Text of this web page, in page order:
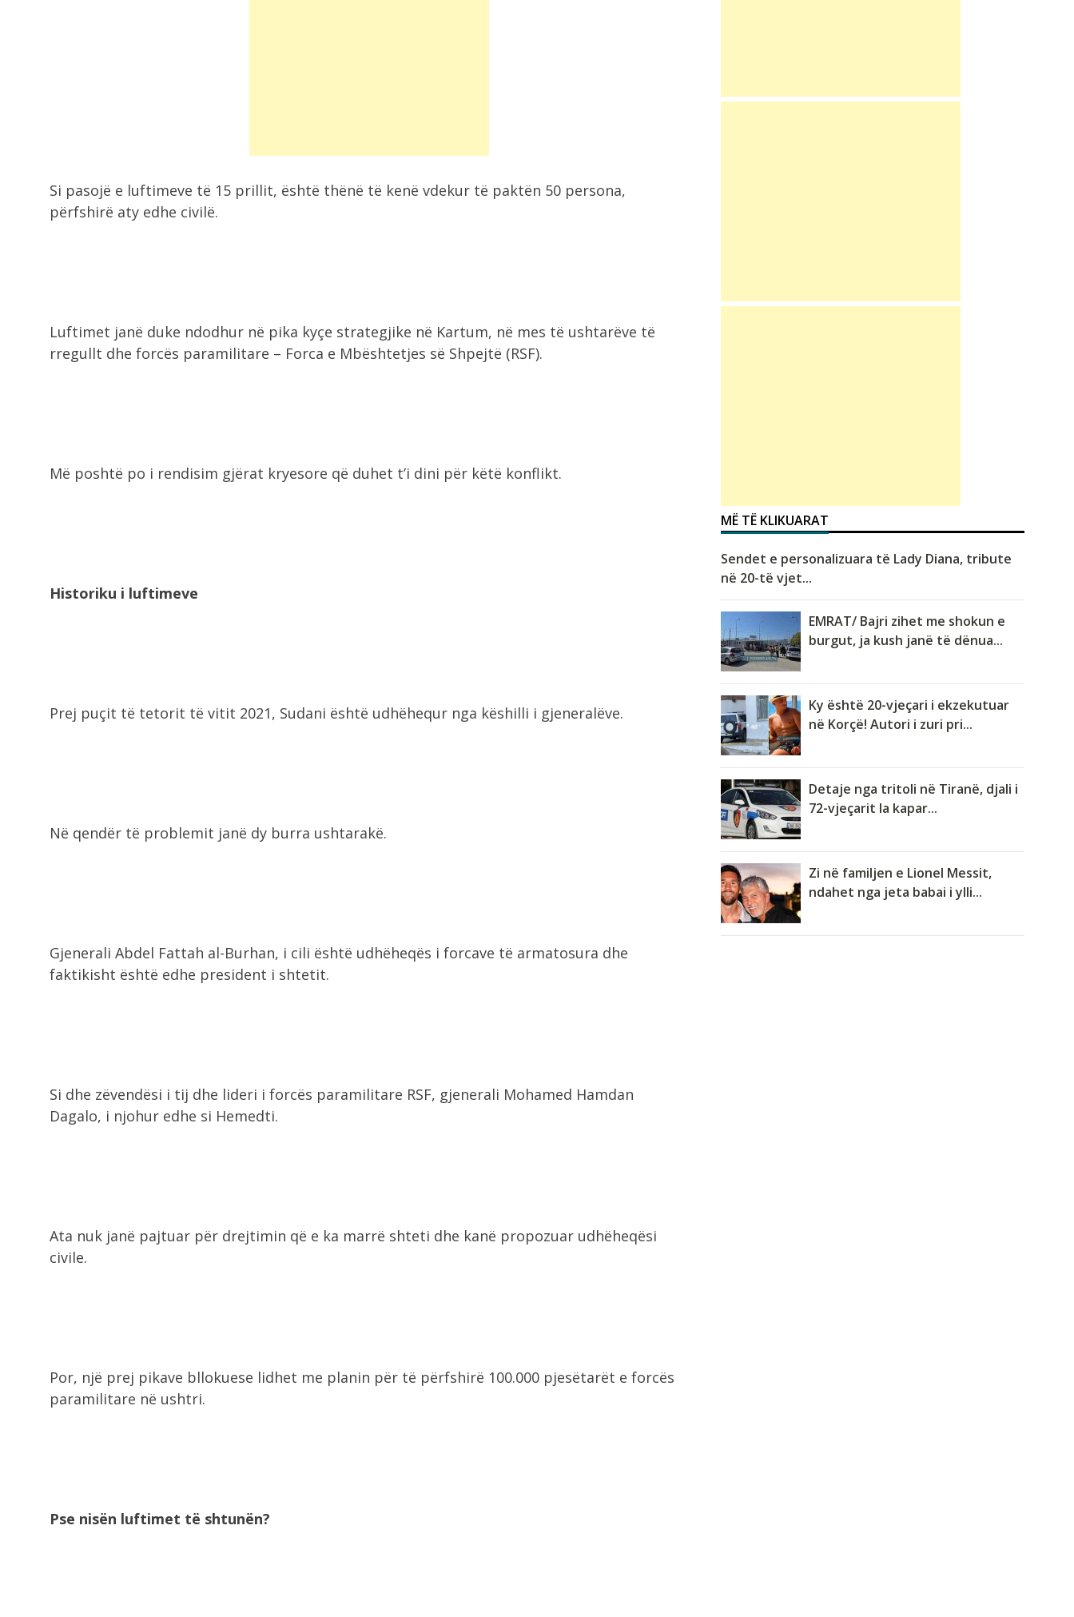
Si pasojë e luftimeve të 15 prillit, është thënë të kenë vdekur të paktën 50 persona,
përfshirë aty edhe civilë.
Luftimet janë duke ndodhur në pika kyçe strategjike në Kartum, në mes të ushtarëve të
rregullt dhe forcës paramilitare – Forca e Mbështetjes së Shpejtë (RSF).
Më poshtë po i rendisim gjërat kryesore që duhet t’i dini për këtë konflikt.
Historiku i luftimeve
Prej puçit të tetorit të vitit 2021, Sudani është udhëhequr nga këshilli i gjeneralëve.
Në qendër të problemit janë dy burra ushtarakë.
Gjenerali Abdel Fattah al-Burhan, i cili është udhëheqës i forcave të armatosura dhe
faktikisht është edhe president i shtetit.
Si dhe zëvendësi i tij dhe lideri i forcës paramilitare RSF, gjenerali Mohamed Hamdan
Dagalo, i njohur edhe si Hemedti.
Ata nuk janë pajtuar për drejtimin që e ka marrë shteti dhe kanë propozuar udhëheqësi
civile.
Por, një prej pikave bllokuese lidhet me planin për të përfshirë 100.000 pjesëtarët e forcës
paramilitare në ushtri.
Pse nisën luftimet të shtunën?
MË TË KLIKUARAT
Sendet e personalizuara të Lady Diana, tribute
në 20-të vjet...
EMRAT/ Bajri zihet me shokun e
burgut, ja kush janë të dënua...
Ky është 20-vjeçari i ekzekutuar
në Korçë! Autori i zuri pri...
Detaje nga tritoli në Tiranë, djali i
72-vjeçarit la kapar...
Zi në familjen e Lionel Messit,
ndahet nga jeta babai i ylli...